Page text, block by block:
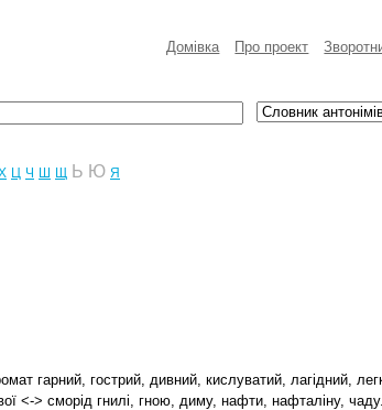
Домівка Про проект
Ц Ч Ш Щ Ь Ю Я
гарний, гострий, дивний, кислуватий, лагідний,
<-> сморід гнилі, гною, диму, нафти, нафталіну,